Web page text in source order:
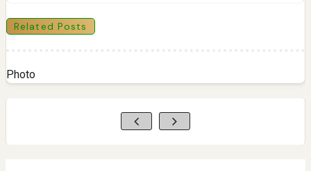
Related Posts
Photo